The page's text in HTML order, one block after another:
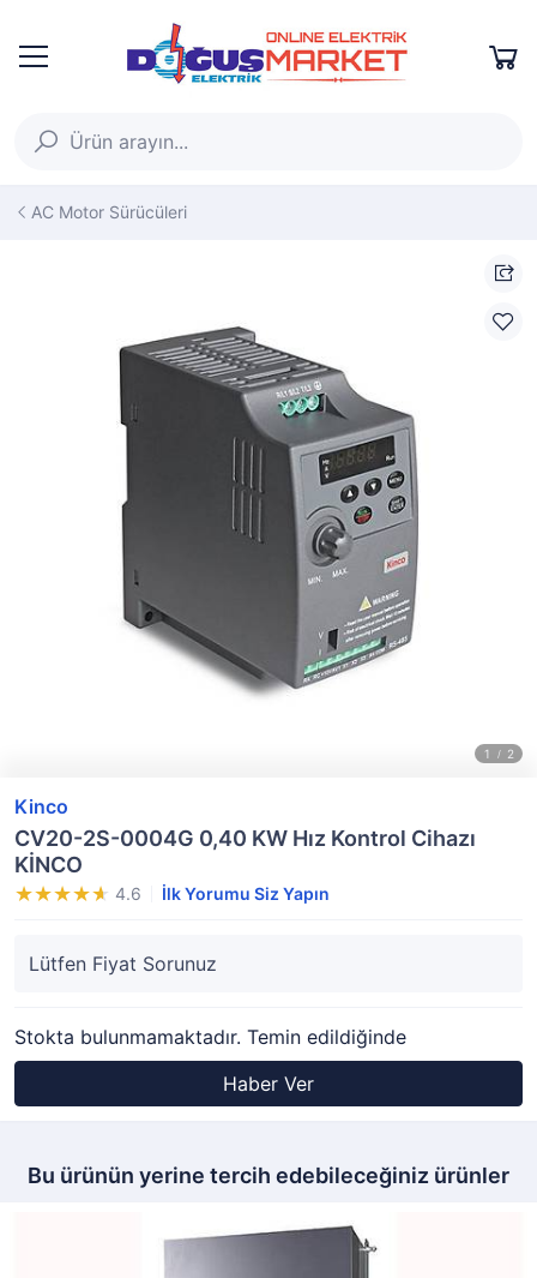
AC Motor Sürücüleri
Kinco
CV20-2S-0004G 0,40 KW Hız Kontrol Cihazı
KİNCO
4.6 İlk Yorumu Siz Yapın
Lütfen Fiyat Sorunuz
Stokta bulunmamaktadır. Temin edildiğinde
Haber Ver
Bu ürünün yerine tercih edebileceğiniz ürünler